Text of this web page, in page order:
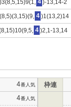
4 )-13,14-2
4 )1(13,2)14
4 )2,1-13,14
4番人気
4番人気
枠連